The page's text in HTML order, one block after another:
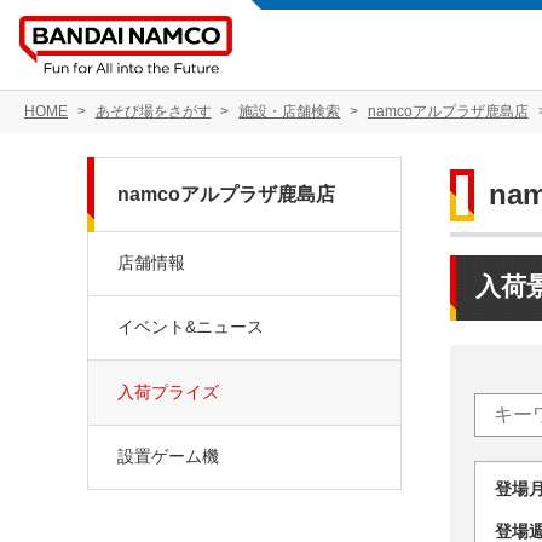
HOME あそび場をさがす 施設・店舗検索 namcoアルプラザ鹿島店
入荷
登
登
namcoアルプラザ鹿島店
店舗情報
イベント&ニュース
入荷プライズ
設置ゲーム機